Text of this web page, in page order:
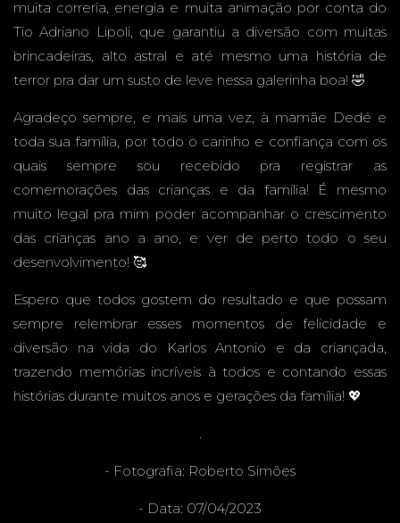
CAMPO
GRAND
E - MS
muita correria, energia e muita animação por conta do
Tio Adriano Lipoli, que garantiu a diversão com muitas
brincadeiras, alto astral e até mesmo uma história de
terror pra dar um susto de leve nessa galerinha boa! 🤣
Agradeço sempre, e mais uma vez, à mamãe Dedé e
toda sua família, por todo o carinho e confiança com os
quais sempre sou recebido pra registrar as
comemorações das crianças e da família! É mesmo
muito legal pra mim poder acompanhar o crescimento
das crianças ano a ano, e ver de perto todo o seu
desenvolvimento! 🥰
Espero que todos gostem do resultado e que possam
sempre relembrar esses momentos de felicidade e
diversão na vida do Karlos Antonio e da criançada,
trazendo memórias incríveis à todos e contando essas
histórias durante muitos anos e gerações da família! 💖
.
- Fotografia: Roberto Simões
- Data: 07/04/2023